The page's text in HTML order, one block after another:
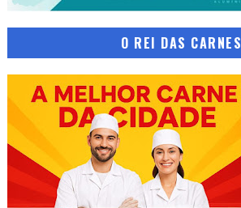
O REI DAS CARNES